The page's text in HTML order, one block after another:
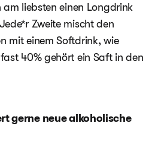
liebsten einen Longdrink
Zweite mischt den
mit einem Softdrink, wie
40% gehört ein Saft in den
gerne neue alkoholische